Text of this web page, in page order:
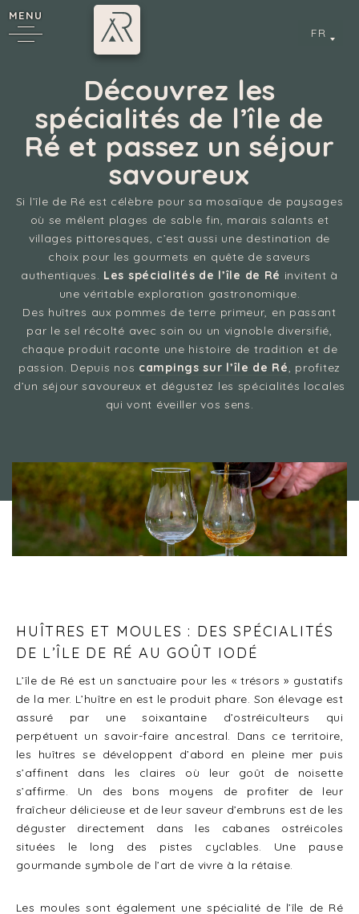
MENU
FR
Découvrez les
spécialités de l’île de
Ré et passez un séjour
savoureux
Si l’île de Ré est célèbre pour sa mosaïque de paysages
où se mêlent plages de sable fin, marais salants et
villages pittoresques, c’est aussi une destination de
choix pour les gourmets en quête de saveurs
authentiques. Les spécialités de l’île de Ré invitent à
une véritable exploration gastronomique.
Des huîtres aux pommes de terre primeur, en passant
par le sel récolté avec soin ou un vignoble diversifié,
chaque produit raconte une histoire de tradition et de
passion. Depuis nos campings sur l’île de Ré, profitez
d’un séjour savoureux et dégustez les spécialités locales
qui vont éveiller vos sens.
Camping 4 & 5 étoiles/Découvrez les spécialités de l’île de Ré et
passez un séjour savoureux
HUÎTRES ET MOULES : DES SPÉCIALITÉS
DE L’ÎLE DE RÉ AU GOÛT IODÉ
L’île de Ré est un sanctuaire pour les « trésors » gustatifs
de la mer. L’huître en est le produit phare. Son élevage est
assuré par une soixantaine d’ostréiculteurs qui
perpétuent un savoir-faire ancestral. Dans ce territoire,
les huîtres se développent d’abord en pleine mer puis
s’affinent dans les claires où leur goût de noisette
s’affirme. Un des bons moyens de profiter de leur
fraîcheur délicieuse et de leur saveur d’embruns est de les
déguster directement dans les cabanes ostréicoles
situées le long des pistes cyclables. Une pause
gourmande symbole de l’art de vivre à la rétaise.
Les moules sont également une spécialité de l’île de Ré